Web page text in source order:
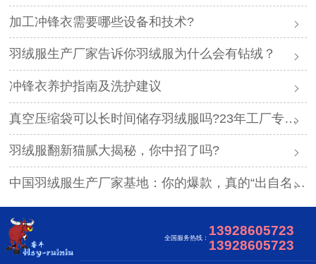
加工冲锋衣需要哪些设备和技术?
羽绒服生产厂家告诉你羽绒服为什么会有钻绒？
冲锋衣养护指南及洗护建议
真空压缩袋可以长时间储存羽绒服吗?23年工厂专业解答
羽绒服翻新猫腻大揭秘，你中招了吗?
中国羽绒服生产厂家基地：你的爆款，真的“出自名门”吗？
全国服务热线： 13928605723
13928605723